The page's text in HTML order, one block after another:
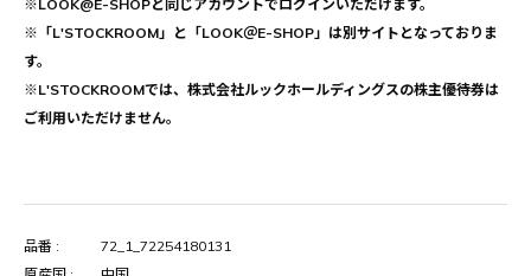
※LOOK@E-SHOPと同じアカウントでログインいただけます。
※「L'STOCKROOM」と「LOOK＠E-SHOP」は別サイトとなっておりま
す。
※L'STOCKROOMでは、株式会社ルックホールディングスの株主優待券は
ご利用いただけません。
品番 :
72_1_72254180131